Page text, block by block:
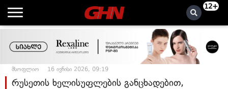
12+
მსოფლიო 16 ივნისი 2026, 09:19
რუსეთის ხელისუფლების განცხადებით,